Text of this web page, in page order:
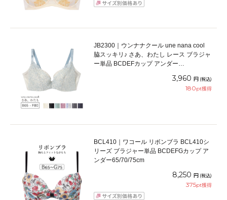
JB2300｜ウンナナクール une nana cool
脇スッキリ♪ さあ、わたし レース ブラジャ
ー単品 BCDEFカップ アンダー
3,960 円 (税込)
180pt獲得
BCL410｜ワコール リボンブラ BCL410シ
リーズ ブラジャー単品 BCDEFGカップ ア
ンダー65/70/75cm
8,250 円 (税込)
375pt獲得